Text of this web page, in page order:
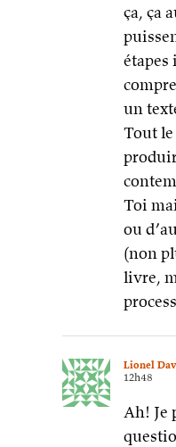
ça, ça
un
Tout
Toi
ou
(non
livre,
Lionel
12h48
Ah! Je